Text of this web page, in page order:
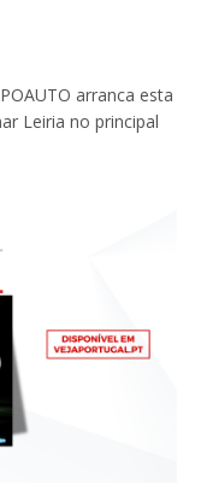
arranca esta
Leiria no principal